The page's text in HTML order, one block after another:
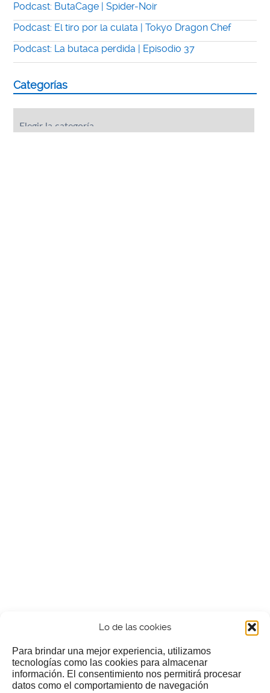
Lo de las cookies
Para brindar una mejor experiencia, utilizamos
tecnologías como las cookies para almacenar
información. El consentimiento nos permitirá procesar
datos como el comportamiento de navegación
Podcast: ButaCage | Spider-Noir
Podcast: El tiro por la culata | Tokyo Dragon Chef
Podcast: La butaca perdida | Episodio 37
Categorías
¿Nos invitas a un cafecillo?